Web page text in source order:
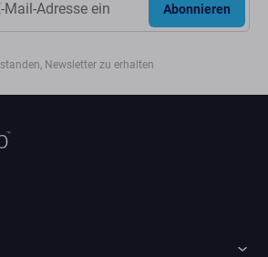
Abonnieren
Newsletter zu erhalten